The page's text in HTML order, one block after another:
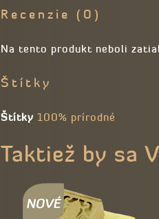
Recenzie (0)
Na tento produkt neboli
Štítky
Štítky 100% prírodné
Taktiež by sa